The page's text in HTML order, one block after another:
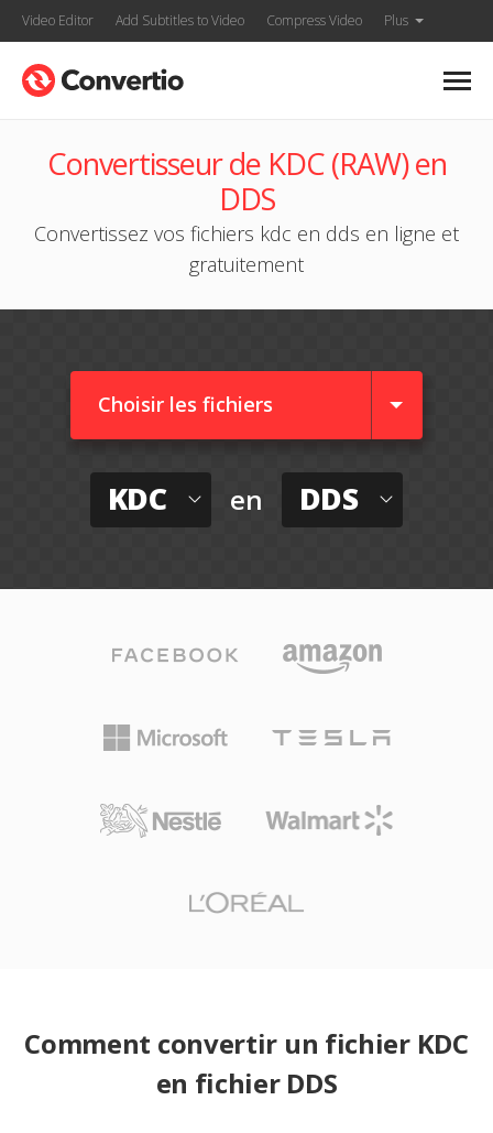
Video Editor Add Subtitles to Video Compress Video Plus
Convertisseur de KDC (RAW) en
DDS
Convertissez vos fichiers kdc en dds en ligne et
gratuitement
Choisir les fichiers
KDC en DDS
Comment convertir un fichier KDC
en fichier DDS